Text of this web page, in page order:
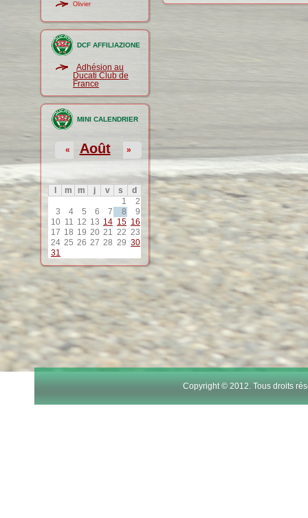
Olivier
DCF AFFILIAZIONE
Adhésion au
Ducati Club de
France
MINI CALENDRIER
Août
« »
m m j v s
d
1
2
3
4 5 6 7 8
9
10 11 12 13 14 15 16
17 18 19 20 21 22 23
24 25 26 27 28 29 30
31
Copyright © 2012. Tous droits